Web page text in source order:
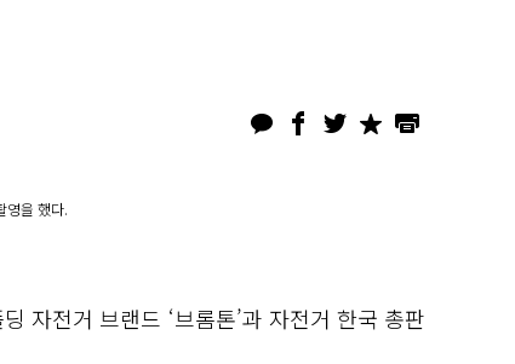
영을 했다.
자전거 브랜드 ‘브롬톤’과 자전거 한국 총판